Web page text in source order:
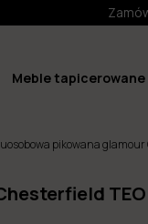
Meble tapicerowane
pikowana glamour
TEO